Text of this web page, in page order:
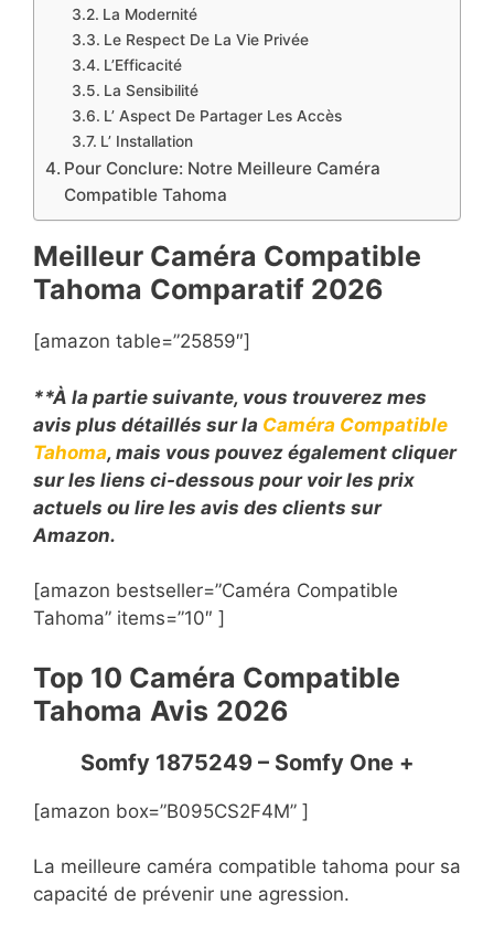
La Modernité
Le Respect De La Vie Privée
L’Efficacité
La Sensibilité
L’ Aspect De Partager Les Accès
L’ Installation
Pour Conclure: Notre Meilleure Caméra
Compatible Tahoma
Meilleur Caméra Compatible
Tahoma Comparatif 2026
[amazon table=”25859″]
**À la partie suivante, vous trouverez mes
avis plus détaillés sur la Caméra Compatible
Tahoma, mais vous pouvez également cliquer
sur les liens ci-dessous pour voir les prix
actuels ou lire les avis des clients sur
Amazon.
[amazon bestseller=”Caméra Compatible
Tahoma” items=”10″ ]
Top 10 Caméra Compatible
Tahoma Avis 2026
Somfy 1875249 – Somfy One +
[amazon box=”B095CS2F4M” ]
La meilleure caméra compatible tahoma pour sa
capacité de prévenir une agression.